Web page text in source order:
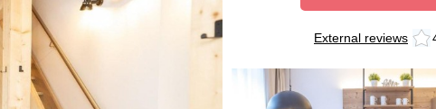
External reviews